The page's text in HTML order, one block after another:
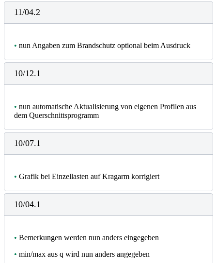
11/04.2
• nun Angaben zum Brandschutz optional beim Ausdruck
10/12.1
• nun automatische Aktualisierung von eigenen Profilen aus
dem Querschnittsprogramm
10/07.1
• Grafik bei Einzellasten auf Kragarm korrigiert
10/04.1
• Bemerkungen werden nun anders eingegeben
• min/max aus q wird nun anders angegeben